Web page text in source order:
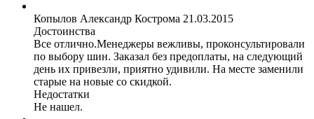
Копылов Александр Кострома 21.03.2015
Достоинства
Все отлично.Менеджеры вежливы, проконсультировали
по выбору шин. Заказал без предоплаты, на следующий
день их привезли, приятно удивили. На месте заменили
старые на новые со скидкой.
Недостатки
Не нашел.